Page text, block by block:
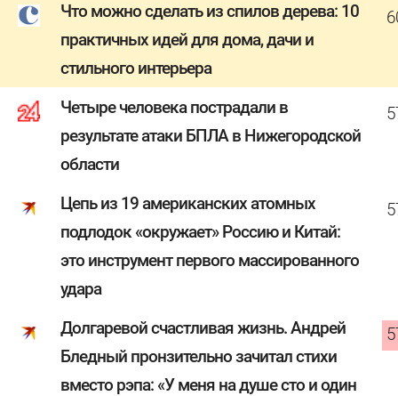
Что можно сделать из спилов дерева: 10
практичных идей для дома, дачи и
стильного интерьера
Четыре человека пострадали в
результате атаки БПЛА в Нижегородской
области
Цепь из 19 американских атомных
подлодок «окружает» Россию и Китай:
это инструмент первого массированного
удара
Долгаревой счастливая жизнь. Андрей
Бледный пронзительно зачитал стихи
вместо рэпа: «У меня на душе сто и один